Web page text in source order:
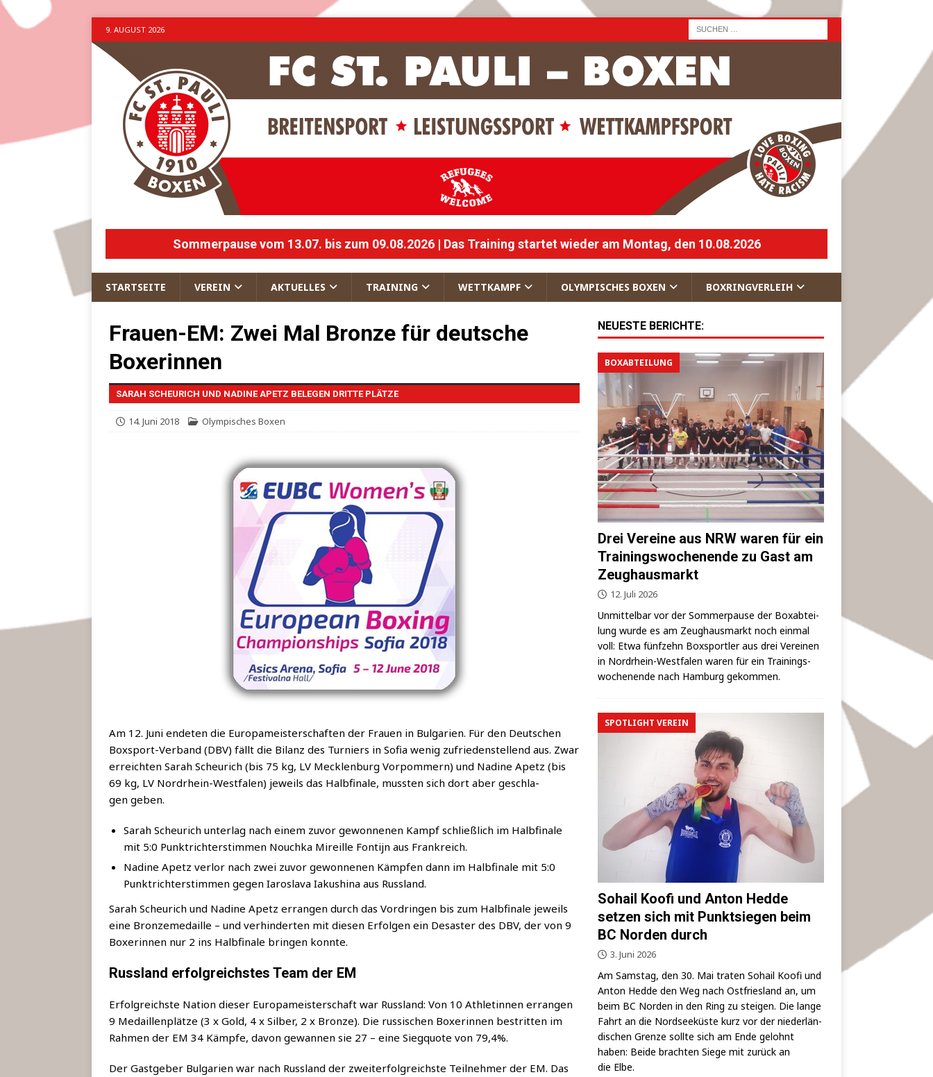
9. AUGUST 2026
Sommerpause vom 13.07. bis zum 09.08.2026 | Das Training startet wieder am Montag, den 10.08.2026
STARTSEITE VEREIN AKTUELLES TRAINING WETTKAMPF OLYMPISCHES BOXEN BOXRINGVERLEIH
Frauen-EM: Zwei Mal Bronze für deutsche
Boxerinnen
SARAH SCHEURICH UND NADINE APETZ BELEGEN DRITTE PLÄTZE
14. Juni 2018 Olympisches Boxen
Am 12. Juni ende­ten die Euro­pa­meis­ter­schaf­ten der Frau­en in Bul­ga­ri­en. Für den Deut­schen
Box­sport-Ver­band (DBV) fällt die Bilanz des Tur­niers in Sofia wenig zufrie­den­stel­lend aus. Zwar
erreich­ten Sarah Scheu­rich (bis 75 kg, LV Meck­len­burg Vor­pom­mern) und Nadi­ne Apetz (bis
69 kg, LV Nord­rhein-West­fa­len) jeweils das Halb­fi­na­le, muss­ten sich dort aber geschla­
gen geben.
Sarah Scheu­rich unter­lag nach einem zuvor gewon­ne­nen Kampf schließ­lich im Halb­fi­na­le
mit 5:0 Punkt­rich­ter­stim­men Nouch­ka Mireil­le Fon­ti­jn aus Frankreich.
Nadi­ne Apetz ver­lor nach zwei zuvor gewon­ne­nen Kämp­fen dann im Halb­fi­na­le mit 5:0
Punkt­rich­ter­stim­men gegen Iaros­la­va Iakus­hi­na aus Russland.
Sarah Scheu­rich und Nadi­ne Apetz erran­gen durch das Vor­drin­gen bis zum Halb­fi­na­le jeweils
eine Bron­ze­me­dail­le – und ver­hin­der­ten mit die­sen Erfol­gen ein Desas­ter des DBV, der von 9
Boxe­rin­nen nur 2 ins Halb­fi­na­le brin­gen konnte.
Russland erfolgreichstes Team der EM
Erfolg­reichs­te Nati­on die­ser Euro­pa­meis­ter­schaft war Russ­land: Von 10 Ath­le­tin­nen erran­gen
9 Medail­len­plät­ze (3 x Gold, 4 x Sil­ber, 2 x Bron­ze). Die rus­si­schen Boxe­rin­nen bestrit­ten im
Rah­men der EM 34 Kämp­fe, davon gewan­nen sie 27 – eine Sieg­quo­te von 79,4%.
Der Gast­ge­ber Bul­ga­ri­en war nach Russ­land der zweit­erfolg­reichs­te Teil­neh­mer der EM. Das
NEUESTE BERICHTE:
BOXABTEILUNG
Drei Vereine aus NRW waren für ein
Trainingswochenende zu Gast am
Zeughausmarkt
12. Juli 2026
Unmit­tel­bar vor der Som­mer­pau­se der Box­ab­tei­
lung wur­de es am Zeug­haus­markt noch ein­mal
voll: Etwa fünf­zehn Box­sport­ler aus drei Ver­ei­nen
in Nord­rhein-West­fa­len waren für ein Trai­nings­
wo­chen­en­de nach Ham­burg gekommen.
SPOTLIGHT VEREIN
Sohail Koofi und Anton Hedde
setzen sich mit Punktsiegen beim
BC Norden durch
3. Juni 2026
Am Sams­tag, den 30. Mai tra­ten Sohail Koo­fi und
Anton Hed­de den Weg nach Ost­fries­land an, um
beim BC Nor­den in den Ring zu stei­gen. Die lan­ge
Fahrt an die Nord­see­küs­te kurz vor der nie­der­län­
di­schen Gren­ze soll­te sich am Ende gelohnt
haben: Bei­de brach­ten Sie­ge mit zurück an
die Elbe.